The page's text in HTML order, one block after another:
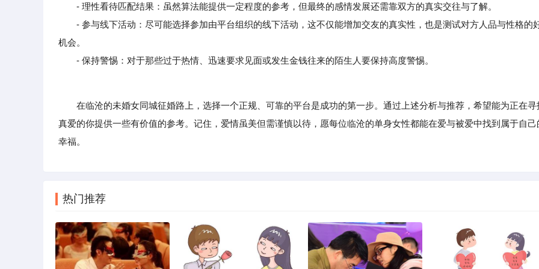
- 理性看待匹配结果：虽然算法能提供一定程度的参考，但最终的感情发展还需靠双方的真实交往与了解。
- 参与线下活动：尽可能选择参加由平台组织的线下活动，这不仅能增加交友的真实性，也是测试对方人品与性格的
机会。
- 保持警惕：对于那些过于热情、迅速要求见面或发生金钱往来的陌生人要保持高度警惕。
在临沧的未婚女同城征婚路上，选择一个正规、可靠的平台是成功的第一步。通过上述分析与推荐，希望能为正在寻
真爱的你提供一些有价值的参考。记住，爱情虽美但需谨慎以待，愿每位临沧的单身女性都能在爱与被爱中找到属于自己
幸福。
热门推荐